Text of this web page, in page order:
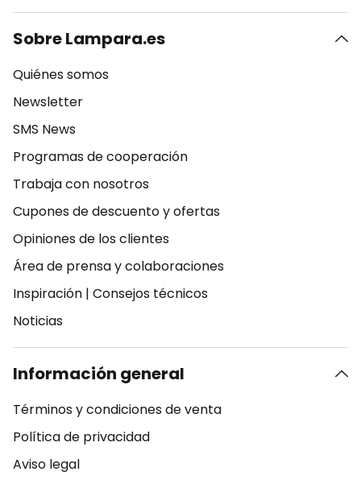
Sobre Lampara.es
Quiénes somos
Newsletter
SMS News
Programas de cooperación
Trabaja con nosotros
Cupones de descuento y ofertas
Opiniones de los clientes
Área de prensa y colaboraciones
Inspiración | Consejos técnicos
Noticias
Información general
Términos y condiciones de venta
Política de privacidad
Aviso legal